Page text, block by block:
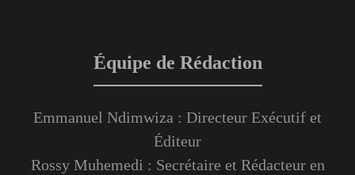
Équipe de Rédaction
Emmanuel Ndimwiza : Directeur Exécutif et
Éditeur
Rossy Muhemedi : Secrétaire et Rédacteur en